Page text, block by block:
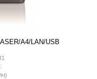
A4/LAN/USB